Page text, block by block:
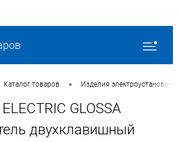
Каталог товаров • Изделия
GLOSSA
двухклавишный